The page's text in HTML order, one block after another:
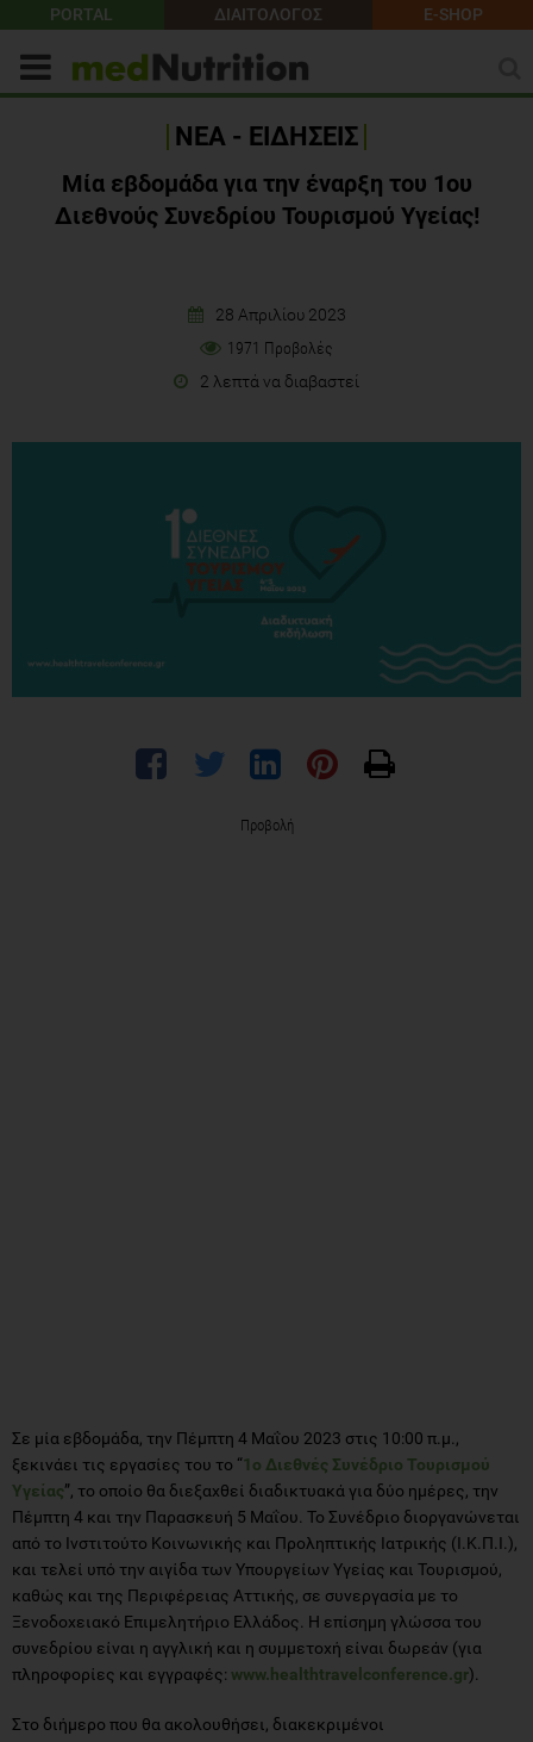
PORTAL ΔΙΑΙΤΟΛΟΓΟΣ E-SHOP
ΝΕΑ - ΕΙΔΗΣΕΙΣ
Μία εβδομάδα για την έναρξη του 1ου
Διεθνούς Συνεδρίου Τουρισμού Υγείας!
28 Απριλίου 2023
1971 Προβολές
2 λεπτά να διαβαστεί
Προβολή
Σε μία εβδομάδα, την Πέμπτη 4 Μαΐου 2023 στις 10:00 π.μ.,
ξεκινάει τις εργασίες του το “1ο Διεθνές Συνέδριο Τουρισμού
Υγείας”, το οποίο θα διεξαχθεί διαδικτυακά για δύο ημέρες, την
Πέμπτη 4 και την Παρασκευή 5 Μαΐου. Το Συνέδριο διοργανώνεται
από το Ινστιτούτο Κοινωνικής και Προληπτικής Ιατρικής (Ι.Κ.Π.Ι.),
και τελεί υπό την αιγίδα των Υπουργείων Υγείας και Τουρισμού,
καθώς και της Περιφέρειας Αττικής, σε συνεργασία με το
Ξενοδοχειακό Επιμελητήριο Ελλάδος. Η επίσημη γλώσσα του
συνεδρίου είναι η αγγλική και η συμμετοχή είναι δωρεάν (για
πληροφορίες και εγγραφές: www.healthtravelconference.gr).
Στο διήμερο που θα ακολουθήσει, διακεκριμένοι